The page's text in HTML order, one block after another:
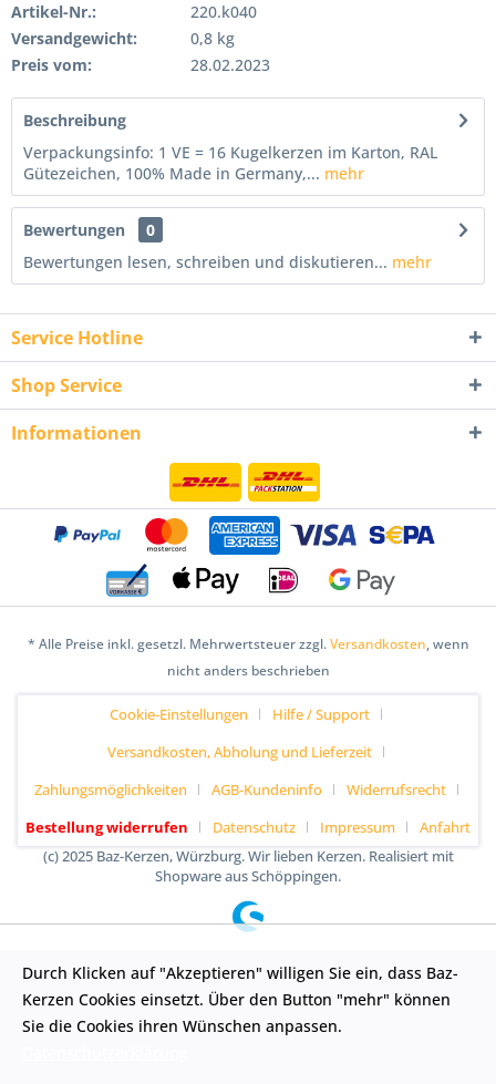
Artikel-Nr.:
220.k040
Versandgewicht:
0,8 kg
Preis vom:
28.02.2023
Beschreibung
Verpackungsinfo: 1 VE = 16 Kugelkerzen im Karton, RAL
Gütezeichen, 100% Made in Germany,... mehr
Bewertungen
0
Bewertungen lesen, schreiben und diskutieren... mehr
Service Hotline
Shop Service
Informationen
* Alle Preise inkl. gesetzl. Mehrwertsteuer zzgl.Versandkosten, wenn
nicht anders beschrieben
Cookie-Einstellungen
Hilfe / Support
Versandkosten, Abholung und Lieferzeit
Zahlungsmöglichkeiten
AGB-Kundeninfo
Widerrufsrecht
Bestellung widerrufen
Datenschutz Impressum
Anfahrt
(c) 2025 Baz-Kerzen, Würzburg. Wir lieben Kerzen. Realisiert mit
Shopware aus Schöppingen.
Durch Klicken auf "Akzeptieren" willigen Sie ein, dass Baz-
Kerzen Cookies einsetzt. Über den Button "mehr" können
Sie die Cookies ihren Wünschen anpassen.